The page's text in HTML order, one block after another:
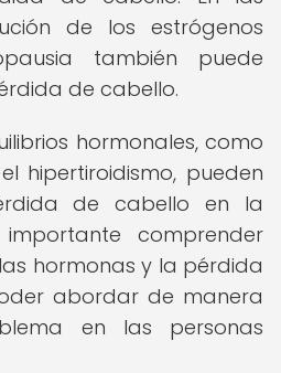
de los estrógenos
también puede
de cabello.
hormonales, como
hipertiroidismo, pueden
de cabello en la
comprender
hormonas y la pérdida
abordar de manera
en las personas